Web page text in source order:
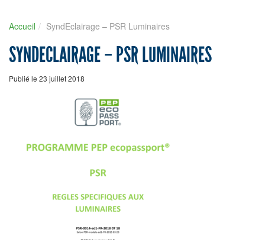
Accueil SyndEclairage – PSR Luminaires
SYNDECLAIRAGE – PSR LUMINAIRES
Publié le 23 juillet 2018